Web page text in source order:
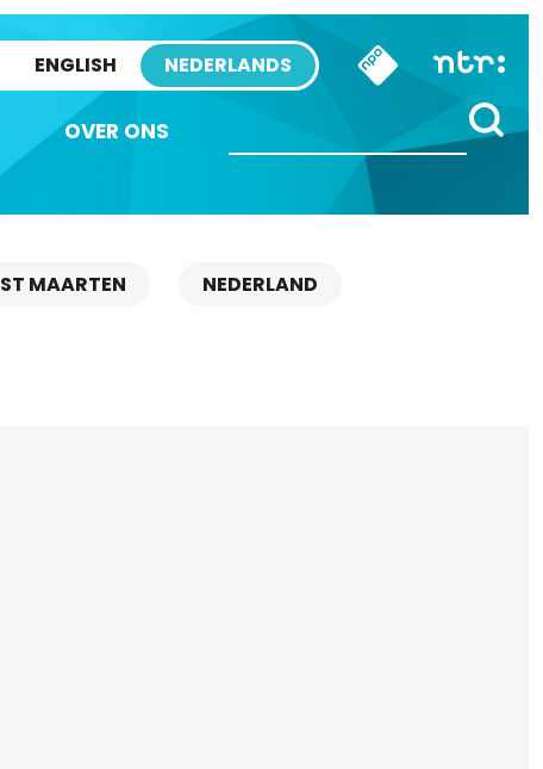
ENGLISH NEDERLANDS
OVER ONS
ST MAARTEN NEDERLAND